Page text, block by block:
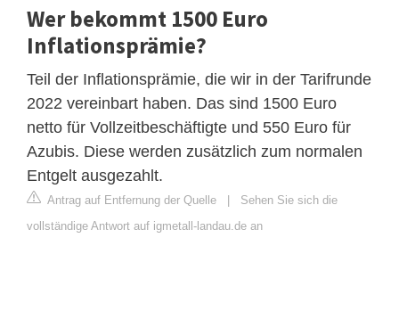
Wer bekommt 1500 Euro
Inflationsprämie?
Teil der Inflationsprämie, die wir in der Tarifrunde
2022 vereinbart haben. Das sind 1500 Euro
netto für Vollzeitbeschäftigte und 550 Euro für
Azubis. Diese werden zusätzlich zum normalen
Entgelt ausgezahlt.
Antrag auf Entfernung der Quelle | Sehen Sie sich die
vollständige Antwort auf igmetall-landau.de an